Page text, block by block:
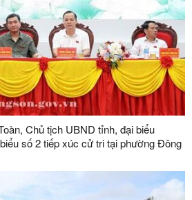
Chủ tịch UBND tỉnh, đại biểu
số 2 tiếp xúc cử tri tại phường Đông